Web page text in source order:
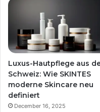
Luxus-Hautpflege aus
Schweiz: Wie SKINTES
moderne Skincare neu
definiert
December 16, 2025